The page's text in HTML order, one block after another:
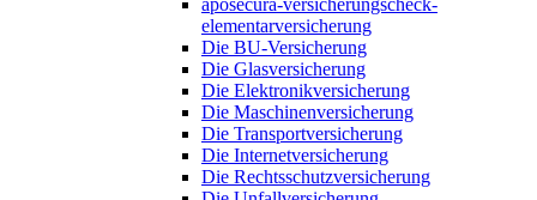
aposecura-versicherungscheck-
elementarversicherung
Die BU-Versicherung
Die Glasversicherung
Die Elektronikversicherung
Die Maschinenversicherung
Die Transportversicherung
Die Internetversicherung
Die Rechtsschutzversicherung